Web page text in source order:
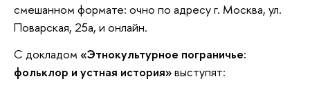
смешанном формате: очно по адресу г. Москва, ул.
Поварская, 25а, и онлайн.
С докладом «Этнокультурное пограничье:
фольклор и устная история»выступят: